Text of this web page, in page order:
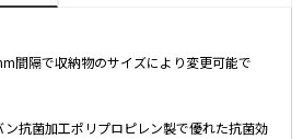
間隔で収納物のサイズにより変更可能で
抗菌加工ポリプロピレン製で優れた抗菌効